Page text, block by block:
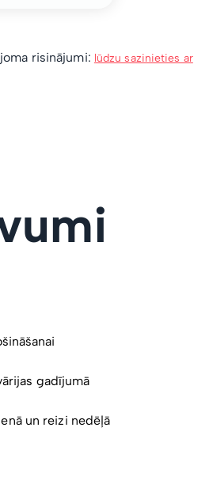
risinājumi: lūdzu sazinieties ar
gadījumā
un reizi nedēļā